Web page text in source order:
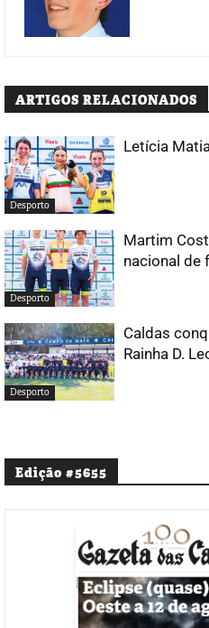
ARTIGOS RELACIONADOS
Desporto
Letícia
Desporto
Martim
nacional de
Desporto
Caldas
Rainha D.
Edição #5655